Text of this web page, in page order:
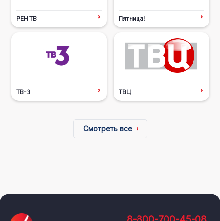
РЕН ТВ Пятница!
ТВ-3 ТВЦ
Смотреть все